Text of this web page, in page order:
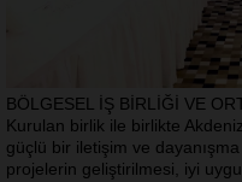
BÖLGESEL İŞ BİRLİĞİ VE
Kurulan birlik ile birlikte
güçlü bir iletişim ve
projelerin geliştirilmesi, iyi